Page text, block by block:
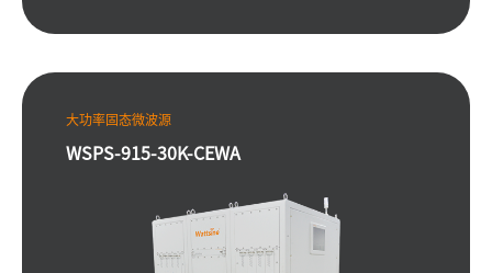
大功率固态微波源
WSPS-915-30K-CEWA